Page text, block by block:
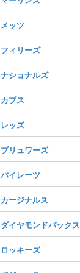
メッツ
フィリーズ
ナショナルズ
カブス
レッズ
ブリュワーズ
パイレーツ
カージナルス
ダイヤモンドバックス
ロッキーズ